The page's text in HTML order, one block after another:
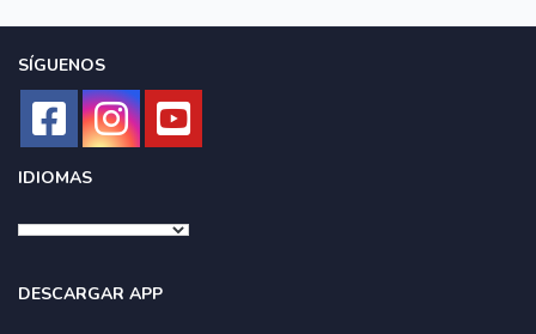
SÍGUENOS
IDIOMAS
DESCARGAR APP